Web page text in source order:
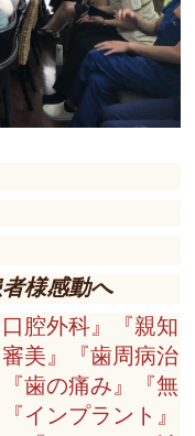
感動へ
腔外科』『親知
美』『歯周病治
歯の痛み』『無
インプラント』